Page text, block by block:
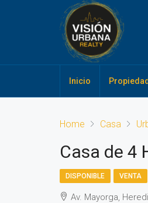
Inicio
Home Casa
Casa de 4
DISPONIBLE VENTA
Av. Mayorga,